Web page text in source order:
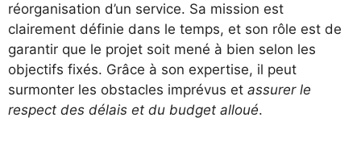
réorganisation d’un service. Sa mission est
clairement définie dans le temps, et son rôle est de
garantir que le projet soit mené à bien selon les
objectifs fixés. Grâce à son expertise, il peut
surmonter les obstacles imprévus et assurer le
respect des délais et du budget alloué.